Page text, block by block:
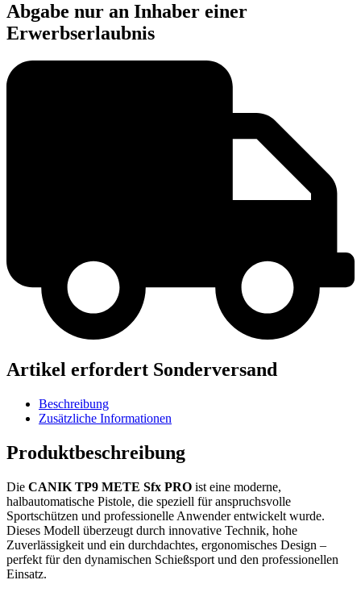
Abgabe nur an Inhaber einer
Erwerbserlaubnis
Artikel erfordert Sonderversand
Beschreibung
Zusätzliche Informationen
Produktbeschreibung
Die CANIK TP9 METE Sfx PRO ist eine moderne,
halbautomatische Pistole, die speziell für anspruchsvolle
Sportschützen und professionelle Anwender entwickelt wurde.
Dieses Modell überzeugt durch innovative Technik, hohe
Zuverlässigkeit und ein durchdachtes, ergonomisches Design –
perfekt für den dynamischen Schießsport und den professionellen
Einsatz.